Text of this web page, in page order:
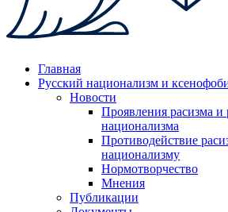
Главная
Русский национализм и
Новости
Проявления расизма и
национализма
Противодействие
национализму
Нормотворчество
Мнения
Публикации